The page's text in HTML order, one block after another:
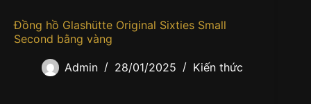
Đồng hồ Glashütte Original Sixties Small
Second bằng vàng
Admin 28/01/2025 Kiến thức